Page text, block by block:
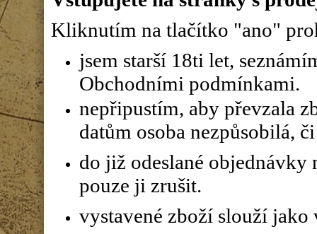
Kliknutím na tlačítko "ano"
jsem starší 18ti let,
Obchodními podmínkami.
nepřipustím, aby převzala
datům osoba nezpůsobilá,
do již odeslané objednávky
pouze ji zrušit.
vystavené zboží slouží